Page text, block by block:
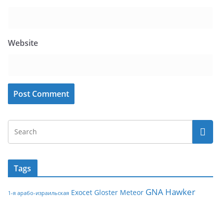
Website
Tags
1-я арабо-израильская Exocet Gloster Meteor GNA Hawker